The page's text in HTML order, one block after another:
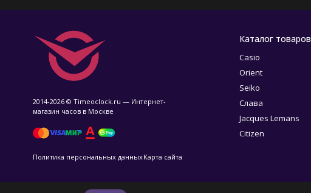
2014-2026 © Timeoclock.ru — Интернет-
магазин часов в Москве
Политика персональных данныхКарта сайта
Каталог товаров
Casio
Orient
Seiko
Слава
Jacques Lemans
Citizen